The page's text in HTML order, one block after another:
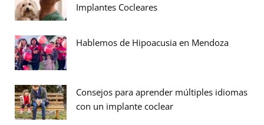
Implantes Cocleares
Hablemos de Hipoacusia en Mendoza
Consejos para aprender múltiples idiomas
con un implante coclear